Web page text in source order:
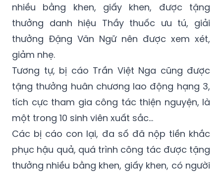
nhiều bằng khen, giấy khen, được tặng
thưởng danh hiệu Thầy thuốc ưu tú, giải
thưởng Đặng Văn Ngữ nên được xem xét,
giảm nhẹ.
Tương tự, bị cáo Trần Việt Nga cũng được
tặng thưởng huân chương lao động hạng 3,
tích cực tham gia công tác thiện nguyện, là
một trong 10 sinh viên xuất sắc...
Các bị cáo con lại, đa số đã nộp tiền khắc
phục hậu quả, quá trình công tác được tặng
thưởng nhiều bằng khen, giấy khen, có người